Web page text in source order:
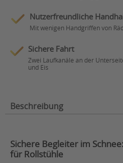
Nutzerfreundliche
Mit wenigen Handgriffen von
Sichere Fahrt
Zwei Laufkanäle an der
und Eis
Beschreibung
Sichere Begleiter im
für Rollstühle